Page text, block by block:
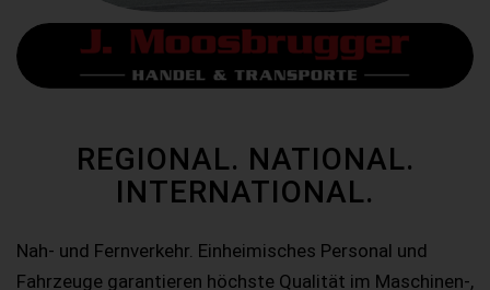
REGIONAL. NATIONAL.
INTERNATIONAL.
Nah- und Fernverkehr. Einheimisches Personal und
Fahrzeuge garantieren höchste Qualität im Maschinen-,